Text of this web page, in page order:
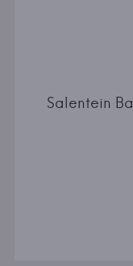
Salentein